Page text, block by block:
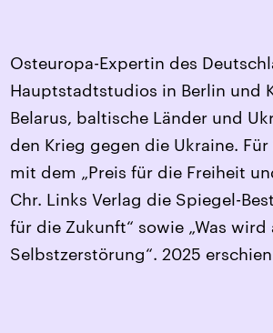
Osteuropa-Expertin des
Hauptstadtstudios in Berlin und
Belarus, baltische Länder und
den Krieg gegen die Ukraine.
mit dem „Preis für die Freiheit
Chr. Links Verlag die Spiegel-
für die Zukunft“ sowie „Was
Selbstzerstörung“. 2025